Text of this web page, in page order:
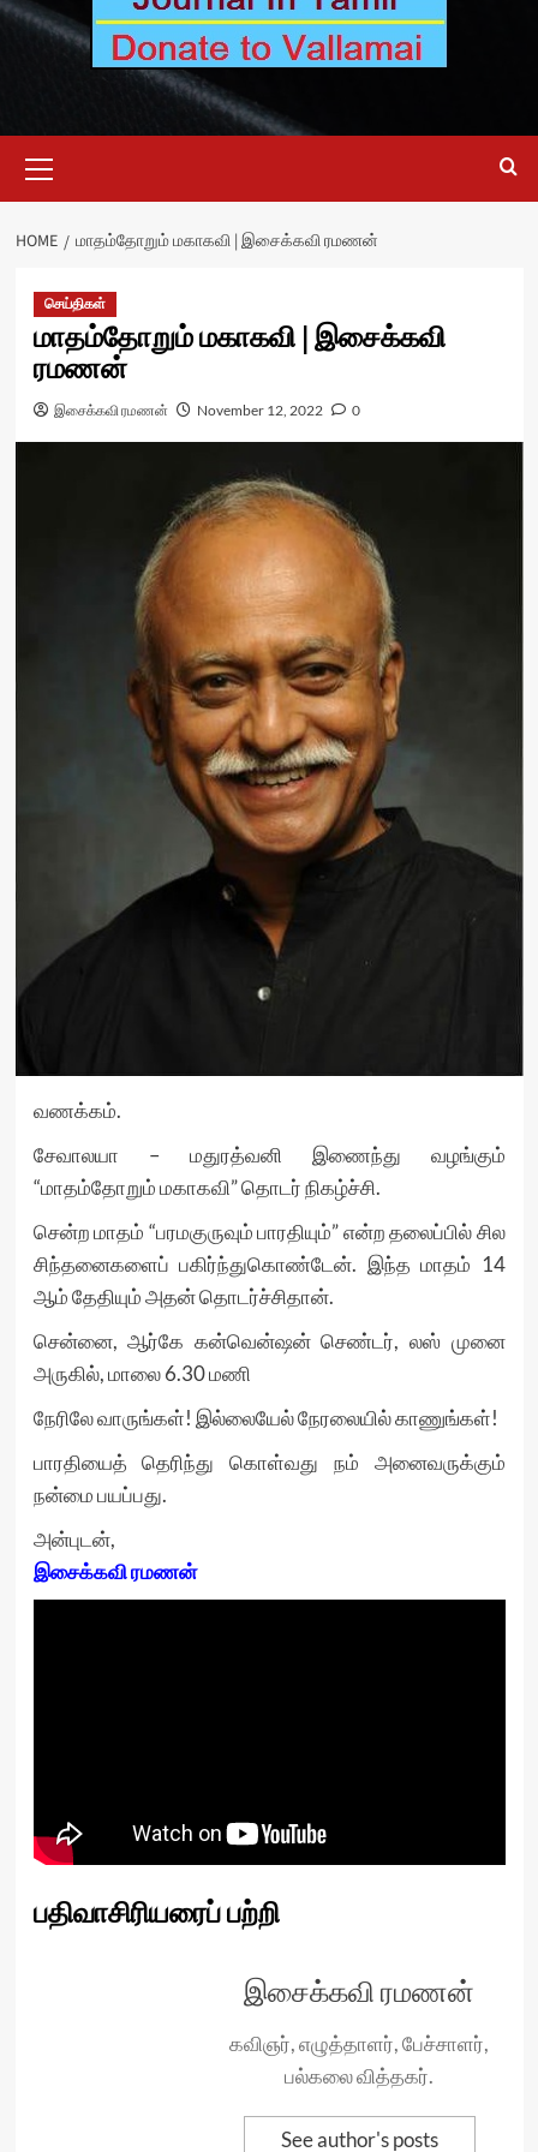
Menu
HOME மாதம்தோறும் மகாகவி | இசைக்கவி ரமணன்
செய்திகள்
மாதம்தோறும் மகாகவி | இசைக்கவி
ரமணன்
இசைக்கவி ரமணன் November 12, 2022 0
வணக்கம்.
சேவாலயா – மதுரத்வனி இணைந்து வழங்கும்
“மாதம்தோறும் மகாகவி” தொடர் நிகழ்ச்சி.
சென்ற மாதம் “பரமகுருவும் பாரதியும்” என்ற தலைப்பில் சில
சிந்தனைகளைப் பகிர்ந்துகொண்டேன். இந்த மாதம் 14
ஆம் தேதியும் அதன் தொடர்ச்சிதான்.
சென்னை, ஆர்கே கன்வென்ஷன் செண்டர், லஸ் முனை
அருகில், மாலை 6.30 மணி
நேரிலே வாருங்கள்! இல்லையேல் நேரலையில் காணுங்கள்!
பாரதியைத் தெரிந்து கொள்வது நம் அனைவருக்கும்
நன்மை பயப்பது.
அன்புடன்,
இசைக்கவி ரமணன்
பதிவாசிரியரைப் பற்றி
இசைக்கவி ரமணன்
கவிஞர், எழுத்தாளர், பேச்சாளர்,
பல்கலை வித்தகர்.
See author's posts